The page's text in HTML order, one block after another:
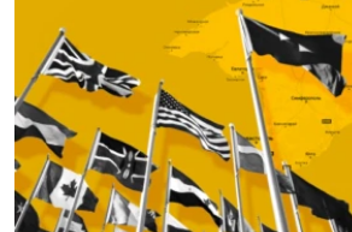
ПРОПАВШИЕ БЕЗ ВЕСТИ
ПОБЕДИТЕЛЕЙ НЕ СУДЯТ?
КРЫМ.НЕПОКОРЕННЫЙ
ELIFBE
УКРАИНСКАЯ ПРОБЛЕМА КРЫМА
ПРИСОЕДИНЯЙТЕСЬ!
Все сайты RFE/RL